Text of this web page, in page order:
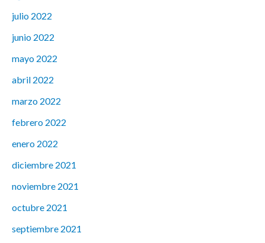
julio 2022
junio 2022
mayo 2022
abril 2022
marzo 2022
febrero 2022
enero 2022
diciembre 2021
noviembre 2021
octubre 2021
septiembre 2021